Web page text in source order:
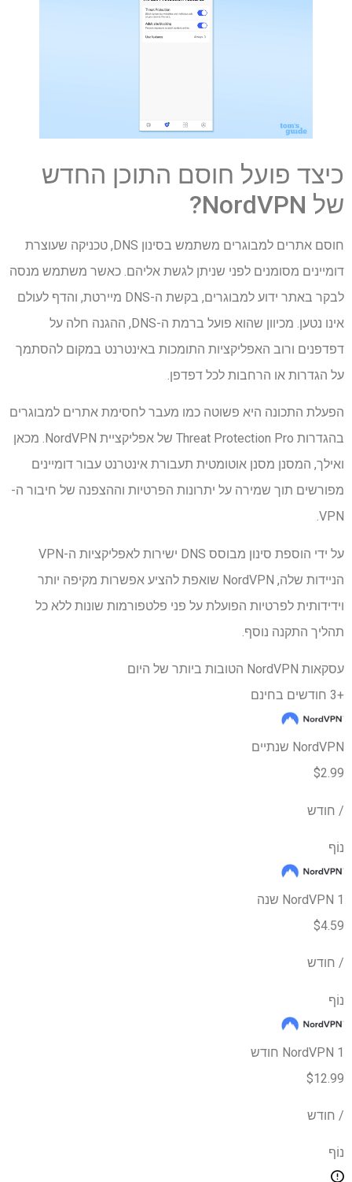
כיצד פועל חוסם התוכן החדש
של NordVPN?
חוסם אתרים למבוגרים משתמש בסינון DNS, טכניקה שעוצרת
דומיינים מסומנים לפני שניתן לגשת אליהם. כאשר משתמש מנסה
לבקר באתר ידוע למבוגרים, בקשת ה-DNS מיירטת, והדף לעולם
אינו נטען. מכיוון שהוא פועל ברמת ה-DNS, ההגנה חלה על
דפדפנים ורוב האפליקציות התומכות באינטרנט במקום להסתמך
על הגדרות או הרחבות לכל דפדפן.
הפעלת התכונה היא פשוטה כמו מעבר לחסימת אתרים למבוגרים
בהגדרות Threat Protection Pro של אפליקציית NordVPN. מכאן
ואילך, המסנן מסנן אוטומטית תעבורת אינטרנט עבור דומיינים
מפורשים תוך שמירה על יתרונות הפרטיות וההצפנה של חיבור ה-
VPN.
על ידי הוספת סינון מבוסס DNS ישירות לאפליקציות ה-VPN
הניידות שלה, NordVPN שואפת להציע אפשרות מקיפה יותר
וידידותית לפרטיות הפועלת על פני פלטפורמות שונות ללא כל
תהליך התקנה נוסף.
עסקאות NordVPN הטובות ביותר של היום
+3 חודשים בחינם
NordVPN שנתיים
$2.99
/ חודש
נוֹף
NordVPN 1 שנה
$4.59
/ חודש
נוֹף
NordVPN 1 חודש
$12.99
/ חודש
נוֹף